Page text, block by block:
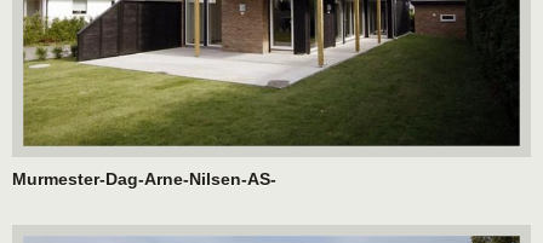
Murmester-Dag-Arne-Nilsen-AS-